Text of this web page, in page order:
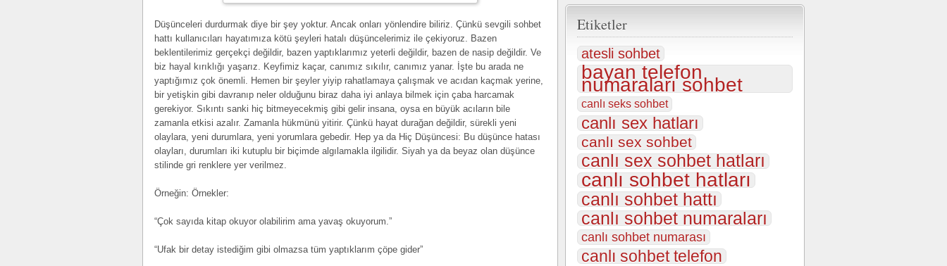
Düşünceleri durdurmak diye bir şey yoktur. Ancak onları yönlendire biliriz. Çünkü sevgili sohbet
hattı kullanıcıları hayatımıza kötü şeyleri hatalı düşüncelerimiz ile çekiyoruz. Bazen
beklentilerimiz gerçekçi değildir, bazen yaptıklarımız yeterli değildir, bazen de nasip değildir. Ve
biz hayal kırıklığı yaşarız. Keyfimiz kaçar, canımız sıkılır, canımız yanar. İşte bu arada ne
yaptığımız çok önemli. Hemen bir şeyler yiyip rahatlamaya çalışmak ve acıdan kaçmak yerine,
bir yetişkin gibi davranıp neler olduğunu biraz daha iyi anlaya bilmek için çaba harcamak
gerekiyor. Sıkıntı sanki hiç bitmeyecekmiş gibi gelir insana, oysa en büyük acıların bile
zamanla etkisi azalır. Zamanla hükmünü yitirir. Çünkü hayat durağan değildir, sürekli yeni
olaylara, yeni durumlara, yeni yorumlara gebedir. Hep ya da Hiç Düşüncesi: Bu düşünce hatası
olayları, durumları iki kutuplu bir biçimde algılamakla ilgilidir. Siyah ya da beyaz olan düşünce
stilinde gri renklere yer verilmez.
Örneğin: Örnekler:
“Çok sayıda kitap okuyor olabilirim ama yavaş okuyorum.”
“Ufak bir detay istediğim gibi olmazsa tüm yaptıklarım çöpe gider”
Etiketler
atesli sohbet
bayan telefon
numaraları sohbet
canlı seks sohbet
canlı sex hatları
canlı sex sohbet
canlı sex sohbet hatları
canlı sohbet hatları
canlı sohbet hattı
canlı sohbet numaraları
canlı sohbet numarası
canlı sohbet telefon